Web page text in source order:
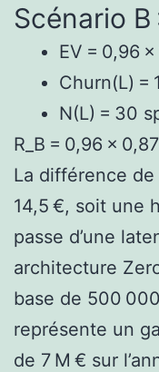
Scénario
EV = 0,96
Churn(L) =
N(L) = 30
R_B = 0,96 ×
La différence de
14,5 €, soit une
passe d’une
architecture
base de 500
représente un
de 7 M € sur